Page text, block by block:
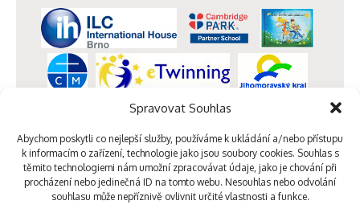
Spravovat Souhlas
Abychom poskytli co nejlepší služby, používáme k ukládání a/nebo přístupu
k informacím o zařízení, technologie jako jsou soubory cookies. Souhlas s
těmito technologiemi nám umožní zpracovávat údaje, jako je chování při
procházení nebo jedinečná ID na tomto webu. Nesouhlas nebo odvolání
souhlasu může nepříznivě ovlivnit určité vlastnosti a funkce.